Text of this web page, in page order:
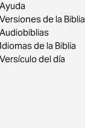
Ayuda
Versiones de la Biblia
Audiobiblias
Idiomas de la Biblia
Versículo del día